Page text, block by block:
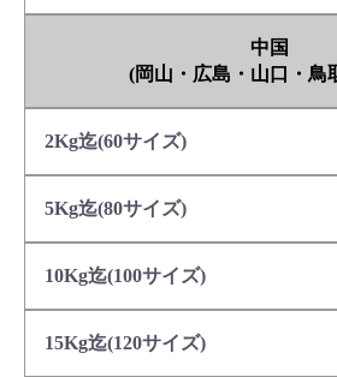
中国
(岡山・広島・山口・鳥